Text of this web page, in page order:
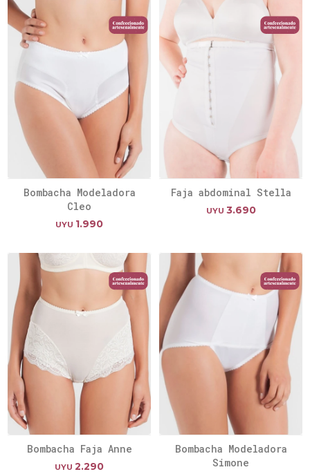
Bombacha Modeladora
Cleo
UYU 1.990
Faja abdominal Stella
UYU 3.690
Bombacha Faja Anne
UYU 2.290
Bombacha Modeladora
Simone